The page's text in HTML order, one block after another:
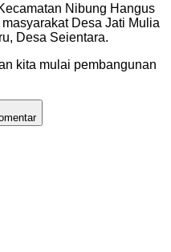
Nibung Hangus
Desa Jati Mulia
Desa Seientara.
kita mulai pembangunan